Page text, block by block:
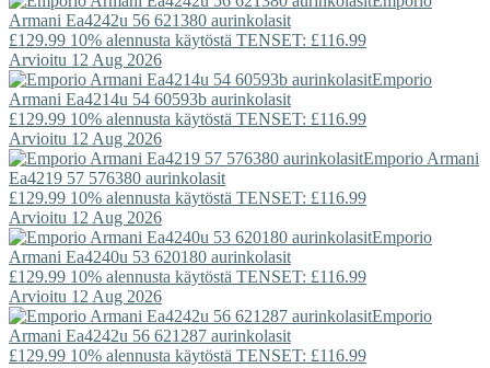
Armani Ea4242u 56 621380 aurinkolasit
£129.99 10% alennusta käytöstä TENSET: £116.99
Arvioitu 12 Aug 2026
Emporio
Armani Ea4214u 54 60593b aurinkolasit
£129.99 10% alennusta käytöstä TENSET: £116.99
Arvioitu 12 Aug 2026
Emporio Armani
Ea4219 57 576380 aurinkolasit
£129.99 10% alennusta käytöstä TENSET: £116.99
Arvioitu 12 Aug 2026
Emporio
Armani Ea4240u 53 620180 aurinkolasit
£129.99 10% alennusta käytöstä TENSET: £116.99
Arvioitu 12 Aug 2026
Emporio
Armani Ea4242u 56 621287 aurinkolasit
£129.99 10% alennusta käytöstä TENSET: £116.99